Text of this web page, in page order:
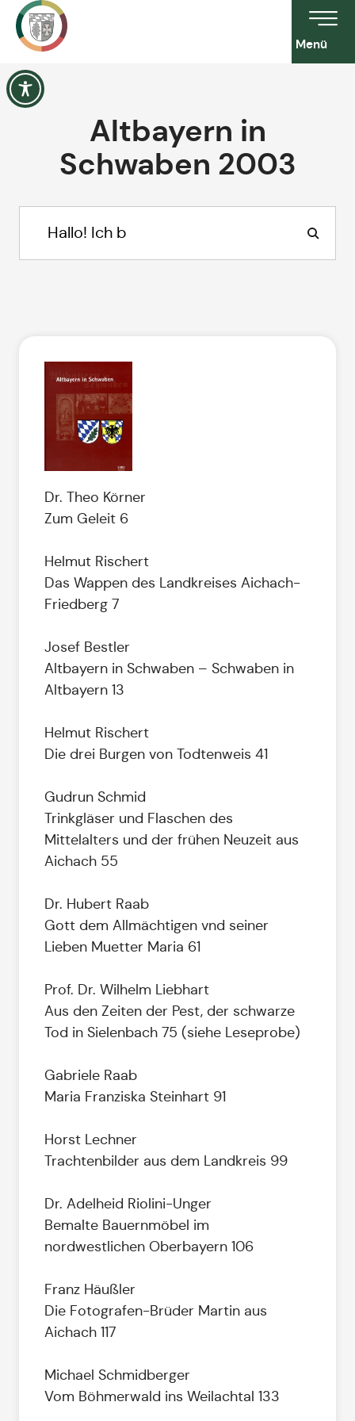
Menü
Altbayern in
Schwaben 2003
Dr. Theo Körner
Zum Geleit 6
Helmut Rischert
Das Wappen des Landkreises Aichach-
Friedberg 7
Josef Bestler
Altbayern in Schwaben – Schwaben in
Altbayern 13
Helmut Rischert
Die drei Burgen von Todtenweis 41
Gudrun Schmid
Trinkgläser und Flaschen des
Mittelalters und der frühen Neuzeit aus
Aichach 55
Dr. Hubert Raab
Gott dem Allmächtigen vnd seiner
Lieben Muetter Maria 61
Prof. Dr. Wilhelm Liebhart
Aus den Zeiten der Pest, der schwarze
Tod in Sielenbach 75 (siehe Leseprobe)
Gabriele Raab
Maria Franziska Steinhart 91
Horst Lechner
Trachtenbilder aus dem Landkreis 99
Dr. Adelheid Riolini-Unger
Bemalte Bauernmöbel im
nordwestlichen Oberbayern 106
Franz Häußler
Die Fotografen-Brüder Martin aus
Aichach 117
Michael Schmidberger
Vom Böhmerwald ins Weilachtal 133